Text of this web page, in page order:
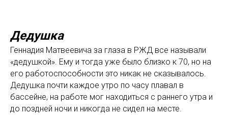
Дедушка
Геннадия Матвеевича за глаза в РЖД все называли
«дедушкой». Ему и тогда уже было близко к 70, но на
его работоспособности это никак не сказывалось.
Дедушка почти каждое утро по часу плавал в
бассейне, на работе мог находиться с раннего утра и
до поздней ночи и никогда не сидел на месте.